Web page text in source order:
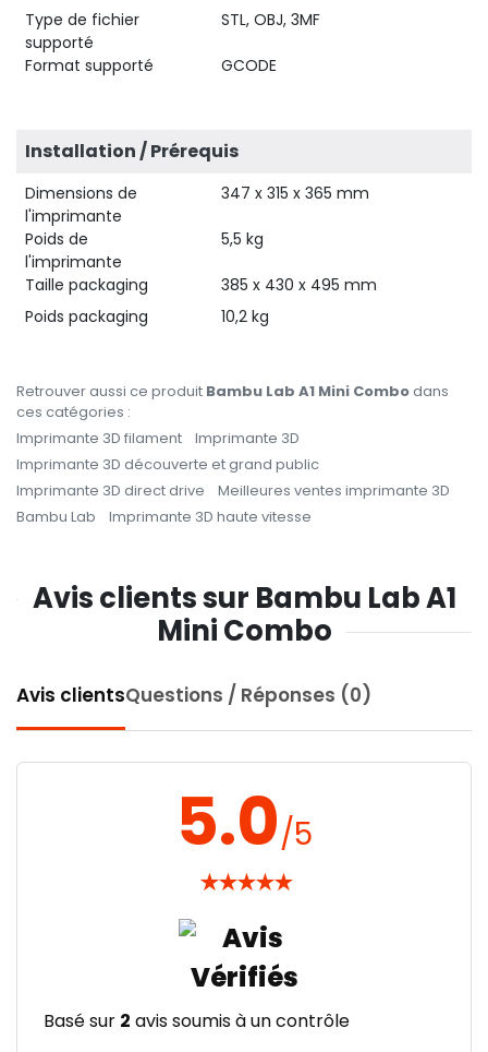
Type de fichier
supporté
STL, OBJ, 3MF
Format supporté GCODE
Installation / Prérequis
Dimensions de
l'imprimante
347 x 315 x 365 mm
Poids de
l'imprimante
5,5 kg
Taille packaging
385 x 430 x 495 mm
Poids packaging
10,2 kg
Retrouver aussi ce produit Bambu Lab A1 Mini Combodans
ces catégories :
Imprimante 3D filament
Imprimante 3D
Imprimante 3D découverte et grand public
Imprimante 3D direct drive
Meilleures ventes imprimante 3D
Bambu Lab
Imprimante 3D haute vitesse
Avis clients sur Bambu Lab A1
Mini Combo
Avis clientsQuestions / Réponses (0)
5.0/5
★★★★★
Basé sur 2 avis soumis à un contrôle